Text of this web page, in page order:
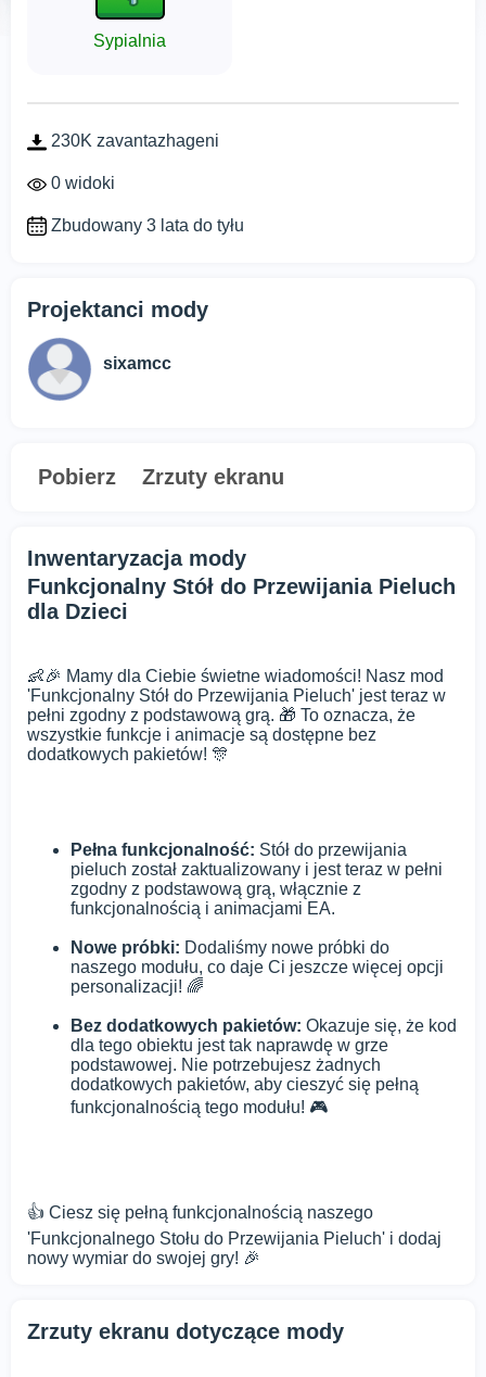
Sypialnia
230K zavantazhageni
0 widoki
Zbudowany 3 lata do tyłu
Projektanci mody
sixamcc
Pobierz Zrzuty ekranu
Inwentaryzacja mody
Funkcjonalny Stół do Przewijania Pieluch
dla Dzieci
👶🎉 Mamy dla Ciebie świetne wiadomości! Nasz mod
'Funkcjonalny Stół do Przewijania Pieluch' jest teraz w
pełni zgodny z podstawową grą. 🎁 To oznacza, że
wszystkie funkcje i animacje są dostępne bez
dodatkowych pakietów! 🎊
Pełna funkcjonalność: Stół do przewijania
pieluch został zaktualizowany i jest teraz w pełni
zgodny z podstawową grą, włącznie z
funkcjonalnością i animacjami EA.
Nowe próbki: Dodaliśmy nowe próbki do
naszego modułu, co daje Ci jeszcze więcej opcji
personalizacji! 🌈
Bez dodatkowych pakietów: Okazuje się, że kod
dla tego obiektu jest tak naprawdę w grze
podstawowej. Nie potrzebujesz żadnych
dodatkowych pakietów, aby cieszyć się pełną
funkcjonalnością tego modułu! 🎮
👍 Ciesz się pełną funkcjonalnością naszego
'Funkcjonalnego Stołu do Przewijania Pieluch' i dodaj
nowy wymiar do swojej gry! 🎉
Zrzuty ekranu dotyczące mody